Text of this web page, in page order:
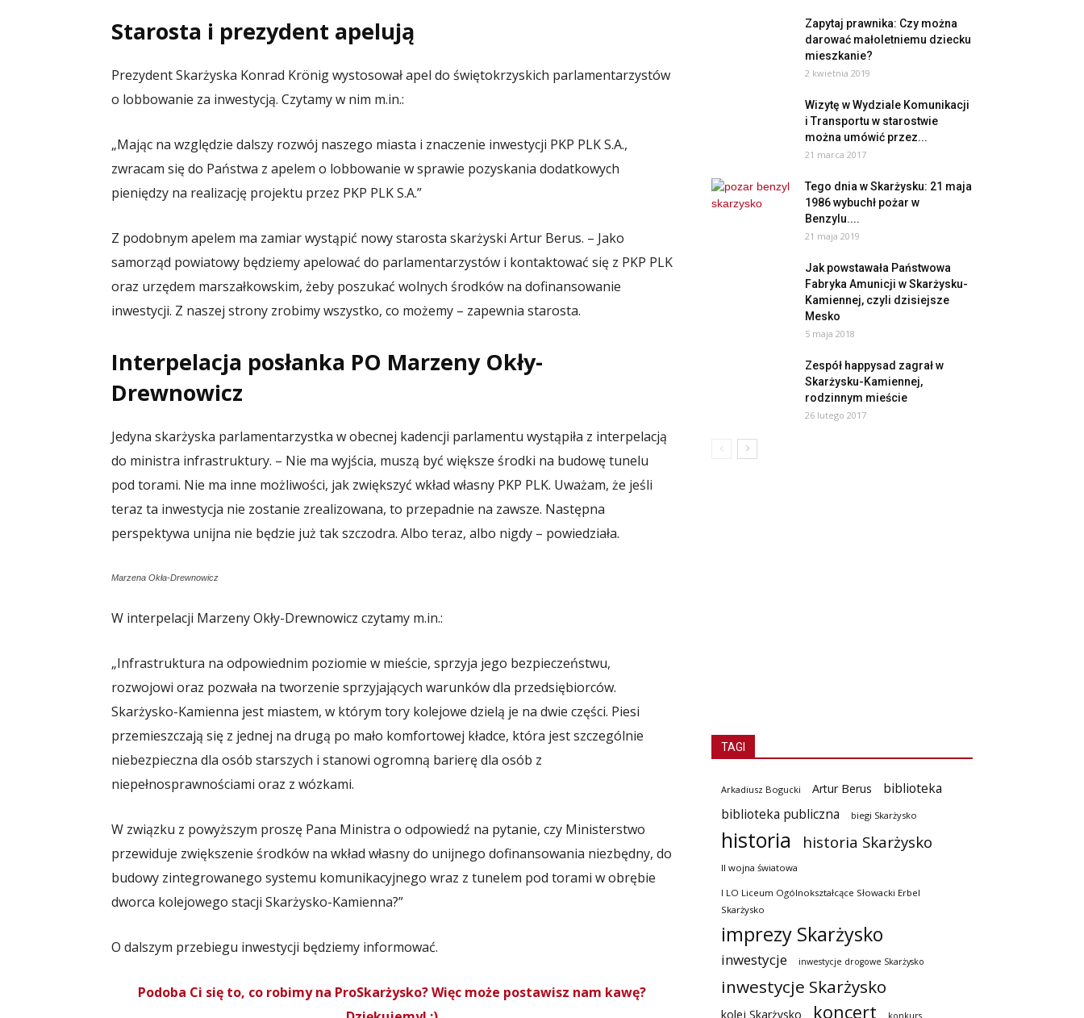
Starosta i prezydent apelują
Prezydent Skarżyska Konrad Krönig wystosował apel do świętokrzyskich parlamentarzystów
o lobbowanie za inwestycją. Czytamy w nim m.in.:
„Mając na względzie dalszy rozwój naszego miasta i znaczenie inwestycji PKP PLK S.A.,
zwracam się do Państwa z apelem o lobbowanie w sprawie pozyskania dodatkowych
pieniędzy na realizację projektu przez PKP PLK S.A.”
Z podobnym apelem ma zamiar wystąpić nowy starosta skarżyski Artur Berus. – Jako
samorząd powiatowy będziemy apelować do parlamentarzystów i kontaktować się z PKP PLK
oraz urzędem marszałkowskim, żeby poszukać wolnych środków na dofinansowanie
inwestycji. Z naszej strony zrobimy wszystko, co możemy – zapewnia starosta.
Interpelacja posłanka PO Marzeny Okły-
Drewnowicz
Jedyna skarżyska parlamentarzystka w obecnej kadencji parlamentu wystąpiła z interpelacją
do ministra infrastruktury. – Nie ma wyjścia, muszą być większe środki na budowę tunelu
pod torami. Nie ma inne możliwości, jak zwiększyć wkład własny PKP PLK. Uważam, że jeśli
teraz ta inwestycja nie zostanie zrealizowana, to przepadnie na zawsze. Następna
perspektywa unijna nie będzie już tak szczodra. Albo teraz, albo nigdy – powiedziała.
Marzena Okła-Drewnowicz
W interpelacji Marzeny Okły-Drewnowicz czytamy m.in.:
„Infrastruktura na odpowiednim poziomie w mieście, sprzyja jego bezpieczeństwu,
rozwojowi oraz pozwała na tworzenie sprzyjających warunków dla przedsiębiorców.
Skarżysko-Kamienna jest miastem, w którym tory kolejowe dzielą je na dwie części. Piesi
przemieszczają się z jednej na drugą po mało komfortowej kładce, która jest szczególnie
niebezpieczna dla osób starszych i stanowi ogromną barierę dla osób z
niepełnosprawnościami oraz z wózkami.
W związku z powyższym proszę Pana Ministra o odpowiedź na pytanie, czy Ministerstwo
przewiduje zwiększenie środków na wkład własny do unijnego dofinansowania niezbędny, do
budowy zintegrowanego systemu komunikacyjnego wraz z tunelem pod torami w obrębie
dworca kolejowego stacji Skarżysko-Kamienna?”
O dalszym przebiegu inwestycji będziemy informować.
Podoba Ci się to, co robimy na ProSkarżysko? Więc może postawisz nam kawę?
Zapytaj prawnika: Czy można
darować małoletniemu dziecku
mieszkanie?
2 kwietnia 2019
Wizytę w Wydziale Komunikacji
i Transportu w starostwie
można umówić przez...
21 marca 2017
Tego dnia w Skarżysku: 21 maja
1986 wybuchł pożar w
Benzylu....
21 maja 2019
Jak powstawała Państwowa
Fabryka Amunicji w Skarżysku-
Kamiennej, czyli dzisiejsze
Mesko
5 maja 2018
Zespół happysad zagrał w
Skarżysku-Kamiennej,
rodzinnym mieście
26 lutego 2017
TAGI
Arkadiusz Bogucki Artur Berus
biblioteka
biblioteka publiczna
biegi Skarżysko
historia historia Skarżysko
II wojna światowa
I LO Liceum Ogólnokształcące Słowacki Erbel
Skarżysko
imprezy Skarżysko
inwestycje inwestycje drogowe Skarżysko
inwestycje Skarżysko
kolej Skarżysko koncert konkurs